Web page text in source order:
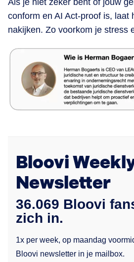
conform en AI Act-proof is, laat
nakijken. Zo voorkom je stress
Bloovi
Newsletter
36.069 Bloovi
zich in.
1x per week, op maandag
Bloovi newsletter in je mailbox.